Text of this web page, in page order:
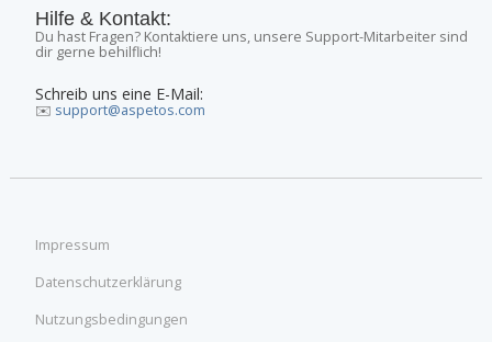
Hilfe & Kontakt:
Du hast Fragen? Kontaktiere uns, unsere Support-Mitarbeiter sind
dir gerne behilflich!
Schreib uns eine E-Mail:
✉️ support@aspetos.com
Impressum
Datenschutzerklärung
Nutzungsbedingungen